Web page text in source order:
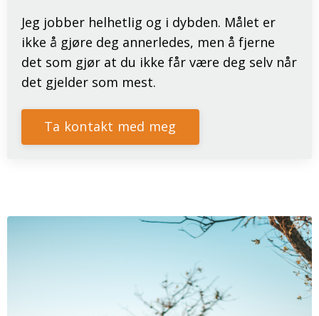
Jeg jobber helhetlig og i dybden. Målet er
ikke å gjøre deg annerledes, men å fjerne
det som gjør at du ikke får være deg selv når
det gjelder som mest.
Ta kontakt med meg